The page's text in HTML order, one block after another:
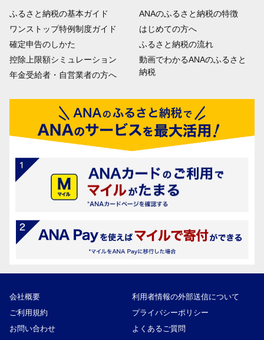
ふるさと納税の基本ガイド
ワンストップ特例制度ガイド
確定申告のしかた
控除上限額シミュレーション
年金受給者・自営業者の方へ
ANAのふるさと納税の特徴
はじめての方へ
ふるさと納税の流れ
動画でわかるANAのふるさと
納税
会社概要
利用者情報の外部送信について
ご利用規約
プライバシーポリシー
お問い合わせ
よくあるご質問